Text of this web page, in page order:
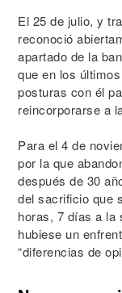
El 25 de julio, y
reconoció
apartado de la
que en los
posturas con él
reincorporarse a
Para el 4 de
por la que
después de 30
del sacrificio que
horas, 7 días a la
hubiese un
“diferencias de